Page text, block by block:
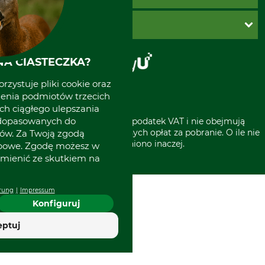
Zwroty
Reklamacje
Regulamin sklepu
Klauzula RODO
Odstąpienie od zamówienia
PayU
Za pobraniem (z dopłatą)
Polecenie zapłaty SEPA
O GRUBE
Sklep stacjonarny
Kontakt
Grube w Europie
* Wszystkie ceny zawierają podatek VAT i nie obejmują
kosztów wysyłki lub ewentualnych opłat za pobranie. O ile nie
wyszczególniono inaczej.
CIASTECZKA?
pliki cookie oraz
podmiotów trzecich
ciągłego ulepszania
do
Za Twoją zgodą
Zgodę możesz w
ze skutkiem na
Impressum
Konfiguruj